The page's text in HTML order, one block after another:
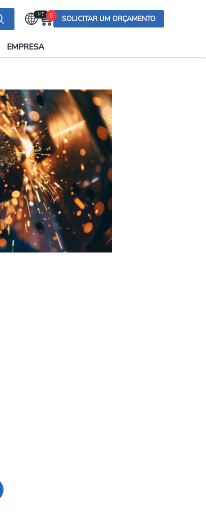
PT
English (US)
Deutsch
Français
Italiano
日本語
Русский
한국어
Português
العربية
Nederland
Polska
0 SOLICITAR UM ORÇAMENTO
EMPRESA